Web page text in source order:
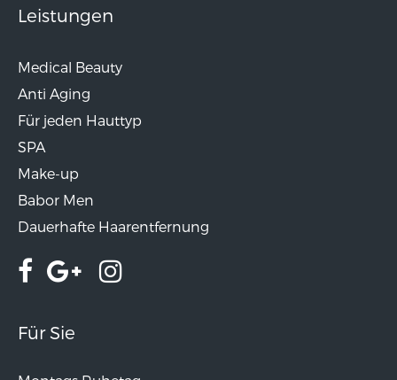
Leistungen
Medical Beauty
Anti Aging
Für jeden Hauttyp
SPA
Make-up
Babor Men
Dauerhafte Haarentfernung
Für Sie